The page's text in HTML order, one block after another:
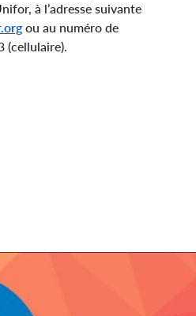
à l’adresse suivante
ou au numéro de
(cellulaire).